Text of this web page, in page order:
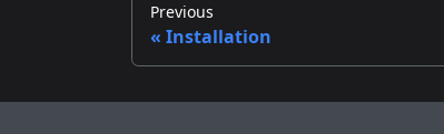
Previous
Installation